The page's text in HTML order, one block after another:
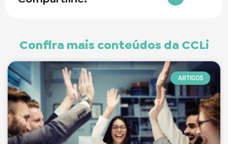
Confira mais conteúdos da CCLi
ARTIGOS